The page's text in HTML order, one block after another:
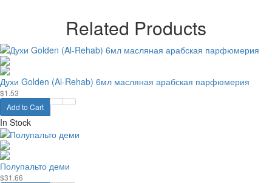
Related Products
Духи Golden (Al-Rehab) 6мл масляная арабская парфюмерия
$1.53
Add to Cart
In Stock
Полупальто деми
$31.66